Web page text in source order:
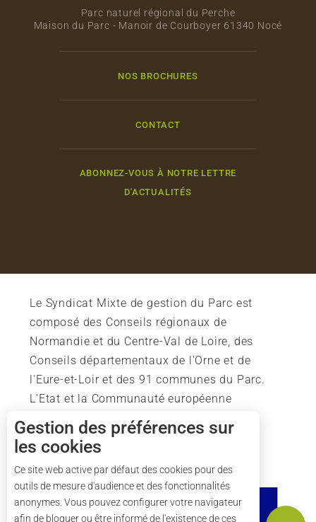
Ouvertures
Carte
Parc naturel régional du Perche
Maison du Parc - Manoir de Courboyer 61340 Nocé
NOS BROCHURES
CONTACT
ABONNEZ-VOUS À NOTRE LETTRE
D'ACTUALITÉS
Le Syndicat Mixte de gestion du Parc est
composé des Conseils régionaux de
Normandie et du Centre-Val de Loire, des
Conseils départementaux de l'Orne et de
l'Eure-et-Loir et des 91 communes du Parc.
L'Etat et la Communauté européenne
soutiennent également l'action du Parc.
Gestion des préférences sur
les cookies
Ce site web active par défaut des cookies pour des
outils de mesure d'audience et des fonctionnalités
anonymes. Vous pouvez configurer votre navigateur
afin de bloquer ou être informé de l'existence de ces